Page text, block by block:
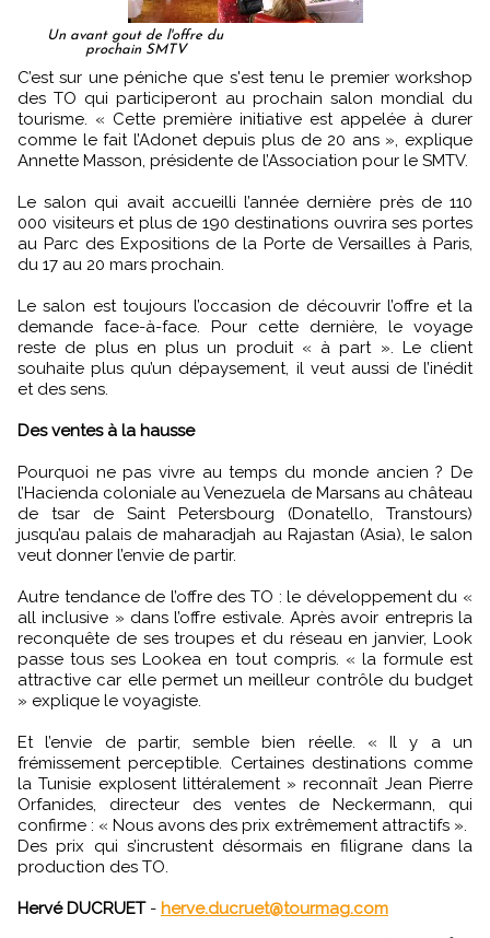
Un avant gout de l'offre du
prochain SMTV
C’est sur une péniche que s'est tenu le premier workshop
des TO qui participeront au prochain salon mondial du
tourisme. « Cette première initiative est appelée à durer
comme le fait l’Adonet depuis plus de 20 ans », explique
Annette Masson, présidente de l’Association pour le SMTV.
Le salon qui avait accueilli l’année dernière près de 110
000 visiteurs et plus de 190 destinations ouvrira ses portes
au Parc des Expositions de la Porte de Versailles à Paris,
du 17 au 20 mars prochain.
Le salon est toujours l’occasion de découvrir l’offre et la
demande face-à-face. Pour cette dernière, le voyage
reste de plus en plus un produit « à part ». Le client
souhaite plus qu’un dépaysement, il veut aussi de l’inédit
et des sens.
Des ventes à la hausse
Pourquoi ne pas vivre au temps du monde ancien ? De
l’Hacienda coloniale au Venezuela de Marsans au château
de tsar de Saint Petersbourg (Donatello, Transtours)
jusqu’au palais de maharadjah au Rajastan (Asia), le salon
veut donner l’envie de partir.
Autre tendance de l’offre des TO : le développement du «
all inclusive » dans l’offre estivale. Après avoir entrepris la
reconquête de ses troupes et du réseau en janvier, Look
passe tous ses Lookea en tout compris. « la formule est
attractive car elle permet un meilleur contrôle du budget
» explique le voyagiste.
Et l’envie de partir, semble bien réelle. « Il y a un
frémissement perceptible. Certaines destinations comme
la Tunisie explosent littéralement » reconnaît Jean Pierre
Orfanides, directeur des ventes de Neckermann, qui
confirme : « Nous avons des prix extrêmement attractifs ».
Des prix qui s’incrustent désormais en filigrane dans la
production des TO.
Hervé DUCRUET- herve.ducruet@tourmag.com